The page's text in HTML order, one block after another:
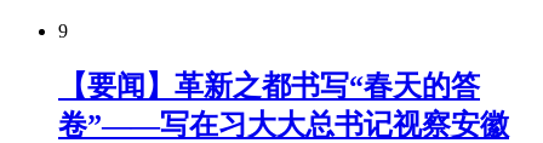
9
【要闻】革新之都书写“春天的答
卷”——写在习大大总书记视察安徽